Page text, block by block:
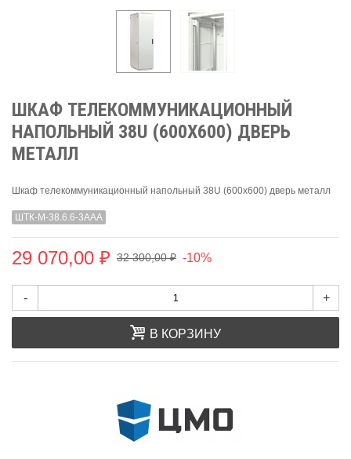
ШКАФ ТЕЛЕКОММУНИКАЦИОННЫЙ
НАПОЛЬНЫЙ 38U (600X600) ДВЕРЬ
МЕТАЛЛ
Шкаф телекоммуникационный напольный 38U (600x600) дверь металл
ШТК-М-38.6.6-3ААА
29 070,00 ₽ 32 300,00 ₽ -10%
- +
В КОРЗИНУ